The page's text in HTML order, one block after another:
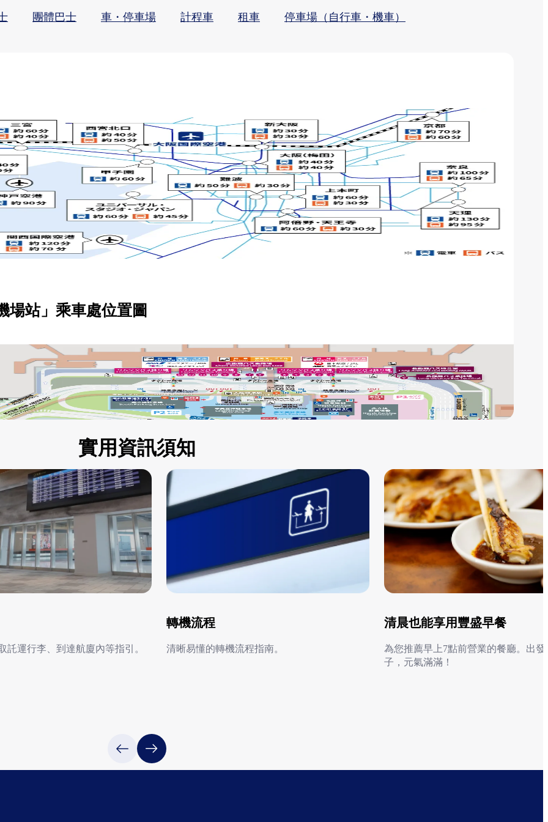
團體巴士 車・停車場 計程車 租車 停車場（自行車・機車）
場站」乘車處位置圖
實用資訊須知
託運行李、到達航廈內等指引。
轉機流程
清晰易懂的轉機流程指南。
清晨也能享用豐盛早餐
為您推薦早上7點前營業的餐廳。出
子，元氣滿滿！